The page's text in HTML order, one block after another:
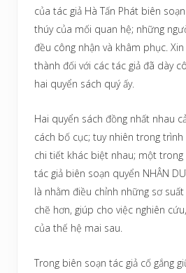
của tác giả Hà Tấn Phát biên
thúy của mối quan hệ; những
đều công nhận và khâm phục.
thành đối với các tác giả đã dày
hai quyển sách quý ấy.
Hai quyển sách đồng nhất nhau
cách bố cục; tuy nhiên trong
chi tiết khác biệt nhau; một
tác giả biên soạn quyển NHÂN
là nhằm điều chỉnh những sơ
chẽ hơn, giúp cho việc nghiên
của thế hệ mai sau.
Trong biên soạn tác giả cố gắng